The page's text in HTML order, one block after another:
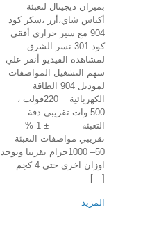
بميزان ديجيتال لتعبئة
أكياس شاي،أرز ،سكر كود
904 مع سير حراري أفقي
كود 301 نسر الشرق
لمشاهدة الفيديو أنقر علي
سهم التشغيل المواصفات
لموديل 904 الطاقة
الكهربائية 220فولت ،
500 وات تقريبي دقة
التعبئة ± 1 %
تقريبي مواصفات التعبئة
50– 1000جرام تقريبا ويوجد
اوزان اخري حتى 4 كجم
[…]
المزيد